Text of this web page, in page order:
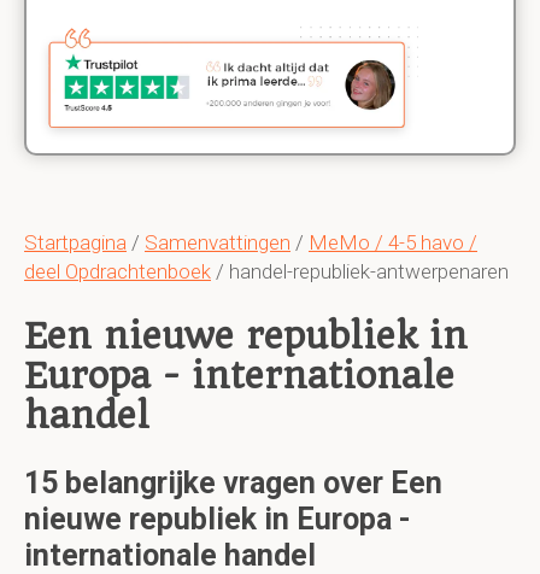
Startpagina / Samenvattingen / MeMo / 4-5 havo /
deel Opdrachtenboek / handel-republiek-antwerpenaren
Een nieuwe republiek in
Europa - internationale
handel
15 belangrijke vragen over Een
nieuwe republiek in Europa -
internationale handel